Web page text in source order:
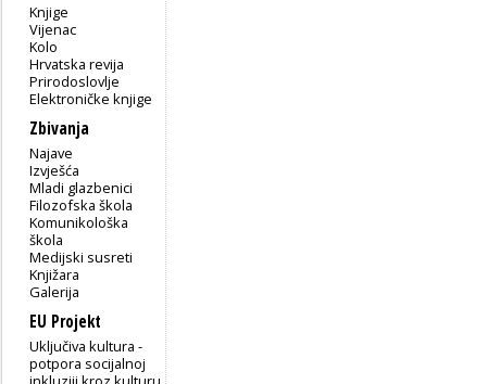
Knjige
Vijenac
Kolo
Hrvatska revija
Prirodoslovlje
Elektroničke knjige
Zbivanja
Najave
Izvješća
Mladi glazbenici
Filozofska škola
Komunikološka
škola
Medijski susreti
Knjižara
Galerija
EU Projekt
Uključiva kultura -
potpora socijalnoj